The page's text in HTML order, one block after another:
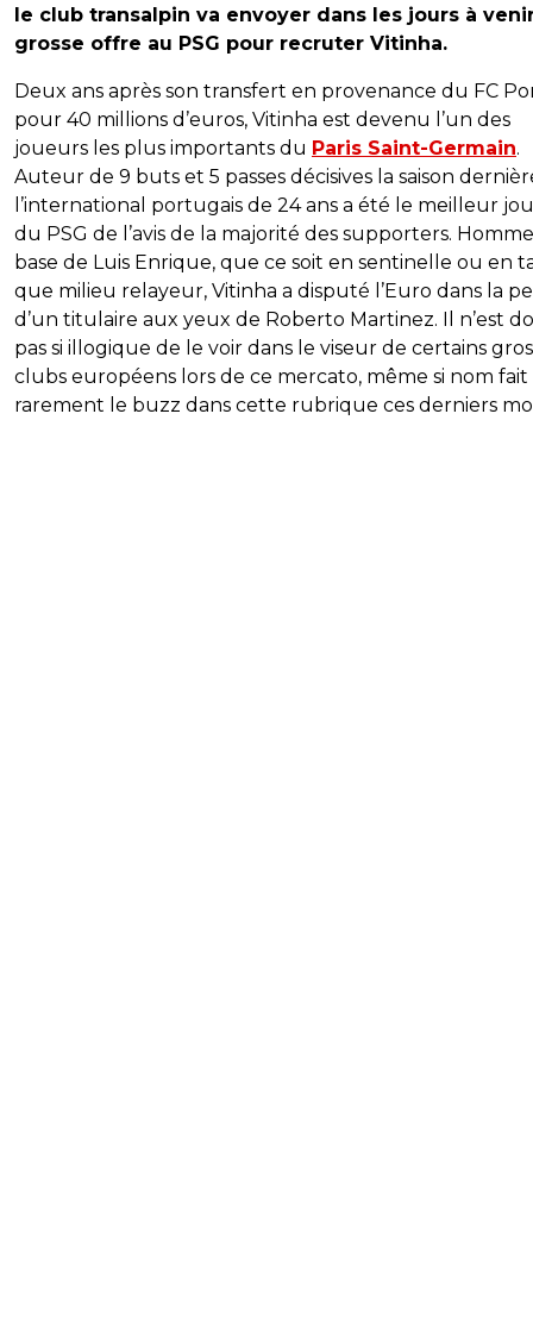
le club transalpin va envoyer dans les jours à
grosse offre au PSG pour recruter Vitinha.
Deux ans après son transfert en provenance du FC
pour 40 millions d’euros, Vitinha est devenu l’un des
joueurs les plus importants du Paris Saint-Germain.
Auteur de 9 buts et 5 passes décisives la saison
l’international portugais de 24 ans a été le meilleur
du PSG de l’avis de la majorité des supporters.
base de Luis Enrique, que ce soit en sentinelle ou en
que milieu relayeur, Vitinha a disputé l’Euro dans la
d’un titulaire aux yeux de Roberto Martinez. Il n’est
pas si illogique de le voir dans le viseur de certains gros
clubs européens lors de ce mercato, même si nom fait
rarement le buzz dans cette rubrique ces derniers